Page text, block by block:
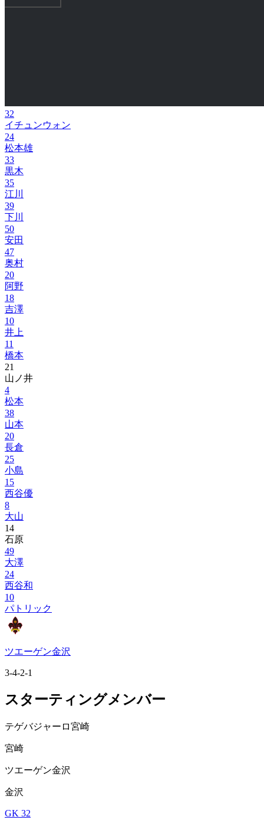
32
イチュンウォン
24
松本雄
33
黒木
35
江川
39
下川
50
安田
47
奥村
20
阿野
18
吉澤
10
井上
11
橋本
21
山ノ井
4
松本
38
山本
20
長倉
25
小島
15
西谷優
8
大山
14
石原
49
大澤
24
西谷和
10
パトリック
ツエーゲン金沢
3-4-2-1
スターティングメンバー
テゲバジャーロ宮崎
宮崎
ツエーゲン金沢
金沢
GK 32